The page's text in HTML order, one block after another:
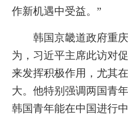
作新机遇中受益。”
韩国京畿道政府重
为，习近平主席此访对
来发挥积极作用，尤其
大。他特别强调两国青
韩国青年能在中国进行